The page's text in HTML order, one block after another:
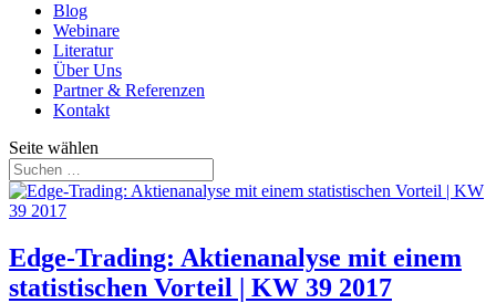
Blog
Webinare
Literatur
Über Uns
Partner & Referenzen
Kontakt
Seite wählen
Edge-Trading: Aktienanalyse mit einem
statistischen Vorteil | KW 39 2017